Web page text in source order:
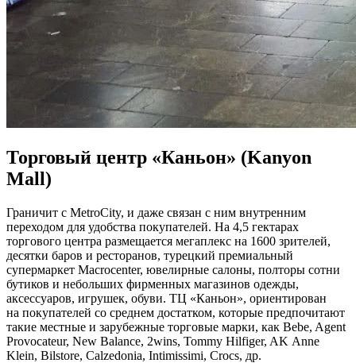
Торговый центр «Каньон» (Kanyon
Mall)
Граничит с MetroCity, и даже связан с ним внутренним
переходом для удобства покупателей. На 4,5 гектарах
торгового центра размещается мегаплекс на 1600 зрителей,
десятки баров и ресторанов, турецкий премиальный
супермаркет Macrocenter, ювелирные салоны, полторы сотни
бутиков и небольших фирменных магазинов одежды,
аксессуаров, игрушек, обуви. ТЦ «Каньон», ориентирован
на покупателей со среднем достатком, которые предпочитают
такие местные и зарубежные торговые марки, как Bebe, Agent
Provocateur, New Balance, 2wins, Tommy Hilfiger, AK Anne
Klein, Bilstore, Calzedonia, Intimissimi, Crocs, др.